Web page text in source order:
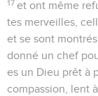
17 et ont même
tes merveilles,
et se sont
donné un chef
es un Dieu prêt à
compassion, lent